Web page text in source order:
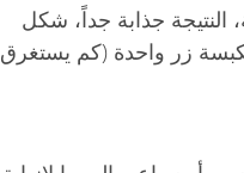
النتيجة جذابة جداً، شكل
زر واحدة (كم يستغرق